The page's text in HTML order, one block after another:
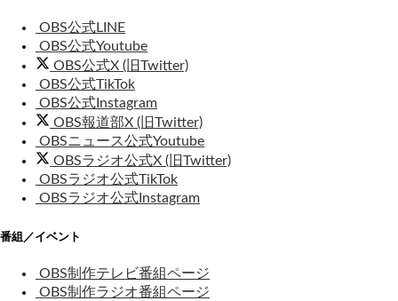
OBS公式LINE
OBS公式Youtube
OBS公式X (旧Twitter)
OBS公式TikTok
OBS公式Instagram
OBS報道部X (旧Twitter)
OBSニュース公式Youtube
OBSラジオ公式X (旧Twitter)
OBSラジオ公式TikTok
OBSラジオ公式Instagram
番組／イベント
OBS制作テレビ番組ページ
OBS制作ラジオ番組ページ